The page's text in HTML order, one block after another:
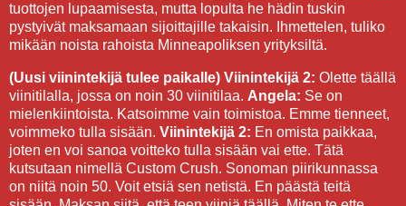
tuottojen lupaamisesta, mutta lopulta he hädin tuskin
pystyivät maksamaan sijoittajille takaisin. Ihmettelen, tuliko
mikään noista rahoista Minneapoliksen yrityksiltä.
(Uusi viinintekijä tulee paikalle) Viinintekijä 2: Olette täällä
viinitilalla, jossa on noin 30 viinitilaa. Angela: Se on
mielenkiintoista. Katsoimme vain toimistoa. Emme tienneet,
voimmeko tulla sisään. Viinintekijä 2: En omista paikkaa,
joten en voi sanoa voitteko tulla sisään vai ette. Tätä
kutsutaan nimellä Custom Crush. Sonoman piirikunnassa
on niitä noin 50. Voit etsiä sen netistä. En päästä teitä